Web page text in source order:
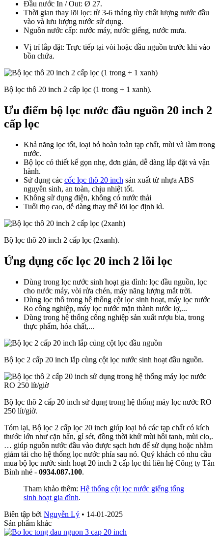
Đầu nước In / Out: Ø 27.
Thời gian thay lõi lọc: từ 3-6 tháng tùy chất lượng nước đầu
vào và lưu lượng nước sử dụng.
Nguồn nước cấp: nước máy, nước giếng, nước mưa.
Vị trí lắp đặt: Trực tiếp tại vòi hoặc đầu nguồn trước khi vào
bồn chứa.
Bộ lọc thô 20 inch 2 cấp lọc (1 trong + 1 xanh).
Ưu điểm bộ lọc nước đầu nguồn 20 inch 2
cấp lọc
Khả năng lọc tốt, loại bỏ hoàn toàn tạp chất, mùi và làm trong
nước.
Bộ lọc có thiết kế gọn nhẹ, đơn giản, dễ dàng lắp đặt và vận
hành.
Sử dụng các cốc lọc thô 20 inch sản xuất từ nhựa ABS
nguyên sinh, an toàn, chịu nhiệt tốt.
Không sử dụng điện, không có nước thải
Tuổi thọ cao, dễ dàng thay thế lõi lọc định kì.
Bộ lọc thô 20 inch 2 cấp lọc (2xanh).
Ứng dụng cốc lọc 20 inch 2 lõi lọc
Dùng trong lọc nước sinh hoạt gia đình: lọc đầu nguồn, lọc
cho nước máy, vòi rửa chén, máy năng lượng mắt trời.
Dùng lọc thô trong hệ thống cột lọc sinh hoạt, máy lọc nước
Ro công nghiệp, máy lọc nước mặn thành nước lợ,...
Dùng trong hệ thống công nghiệp sản xuất rượu bia, trong
thực phẩm, hóa chất,...
Bộ lọc 2 cấp 20 inch lắp cùng cột lọc nước sinh hoạt đầu nguồn.
Bộ lọc thô 2 cấp 20 inch sử dụng trong hệ thống máy lọc nước RO
250 lít/giờ.
Tóm lại, Bộ lọc 2 cấp lọc 20 inch giúp loại bỏ các tạp chất có kích
thước lớn như cặn bẩn, gỉ sét, đồng thời khử mùi hôi tanh, mùi clo,.
… giúp nguồn nước đầu vào được sạch hơn để sử dụng hoặc nhằm
giảm tải cho hệ thống lọc nước phía sau nó. Quý khách có nhu cầu
mua bộ lọc nước sinh hoạt 20 inch 2 cấp lọc thì liên hệ Công ty Tân
Bình nhé - 0934.087.100.
Tham khảo thêm: Hệ thống cột lọc nước giếng tổng
sinh hoạt gia đình.
Biên tập bởi Nguyễn Lý • 14-01-2025
Sản phẩm khác